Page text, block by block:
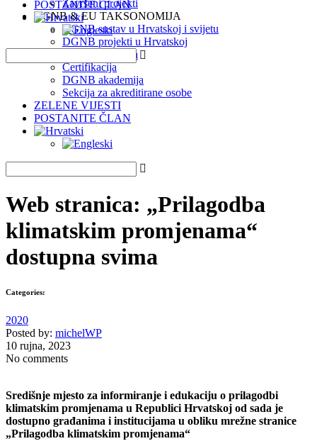
Završeni projekti
DGNB & EU TAKSONOMIJA
DGNB sustav u Hrvatskoj i svijetu
DGNB projekti u Hrvatskoj
EU Taksonomija
Certifikacija
DGNB akademija
Sekcija za akreditirane osobe
ZELENE VIJESTI
POSTANITE ČLAN
POSTANITE ČLAN
Web stranica: „Prilagodba
klimatskim promjenama“
dostupna svima
Categories:
2020
Posted by: michelWP
10 rujna, 2023
No comments
Središnje mjesto za informiranje i edukaciju o prilagodbi
klimatskim promjenama u Republici Hrvatskoj od sada je
dostupno građanima i institucijama u obliku mrežne stranice
„Prilagodba klimatskim promjenama“